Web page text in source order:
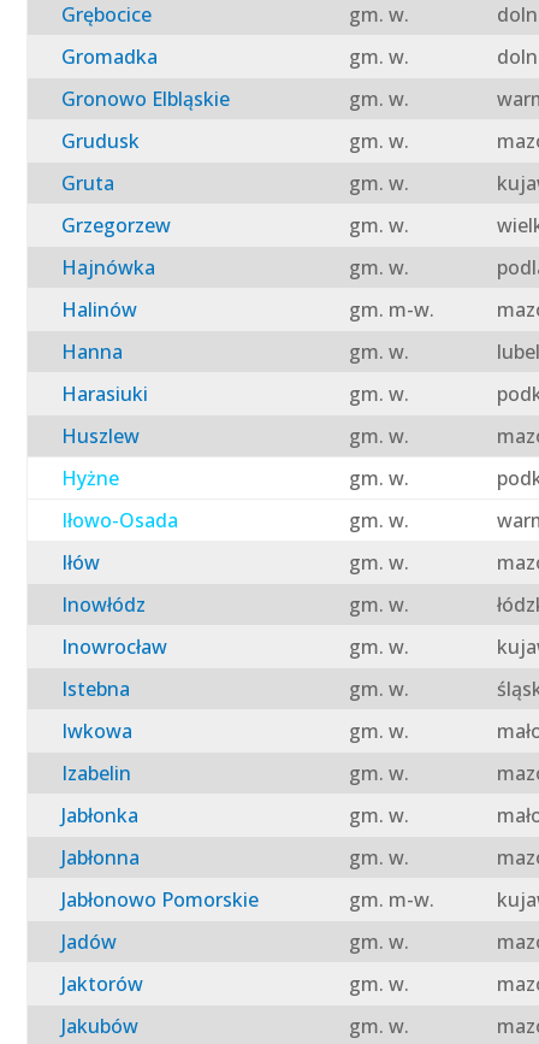
Grębocice
gm. w.
Gromadka
gm. w.
Gronowo Elbląskie
gm. w.
Grudusk
gm. w.
Gruta
gm. w.
Grzegorzew
gm. w.
Hajnówka
gm. w.
Halinów
gm. m-w.
Hanna
gm. w.
Harasiuki
gm. w.
Huszlew
gm. w.
Hyżne
gm. w.
Iłowo-Osada
gm. w.
Iłów
gm. w.
Inowłódz
gm. w.
Inowrocław
gm. w.
Istebna
gm. w.
Iwkowa
gm. w.
Izabelin
gm. w.
Jabłonka
gm. w.
Jabłonna
gm. w.
Jabłonowo Pomorskie
gm. m-w.
Jadów
gm. w.
Jaktorów
gm. w.
Jakubów
gm. w.